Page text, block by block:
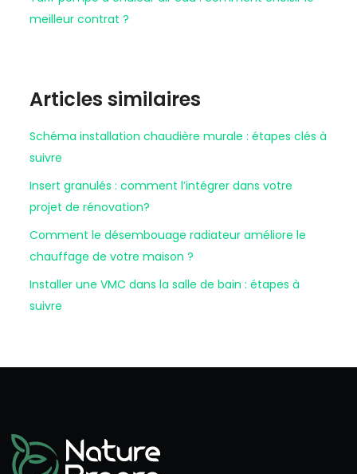
meilleur contrat ?
Articles similaires
Schéma installation chaudière murale : étapes clés à
suivre
Insert granulés : comment l’intégrer dans votre
projet de rénovation?
Comment le désembouage radiateur améliore le
chauffage de votre maison ?
Installer une VMC dans la salle de bain : étapes à
suivre